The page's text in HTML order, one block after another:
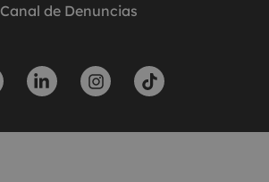
Canal de Denuncias